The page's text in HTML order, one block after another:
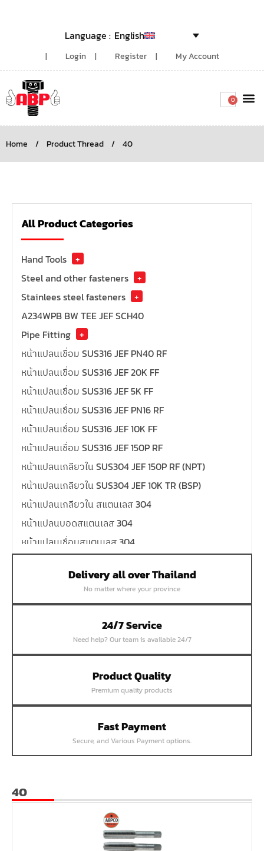
English
Login Register My Account
0
Home / Product Thread / 40
All Product Categories
Hand Tools
+
Steel and other fasteners
+
Stainlees steel fasteners
+
A234WPB BW TEE JEF SCH40
Pipe Fitting
+
หน้าแปลนเชื่อม SUS316 JEF PN40 RF
หน้าแปลนเชื่อม SUS316 JEF 20K FF
หน้าแปลนเชื่อม SUS316 JEF 5K FF
หน้าแปลนเชื่อม SUS316 JEF PN16 RF
หน้าแปลนเชื่อม SUS316 JEF 10K FF
หน้าแปลนเชื่อม SUS316 JEF 150P RF
หน้าแปลนเกลียวใน SUS304 JEF 150P RF (NPT)
หน้าแปลนเกลียวใน SUS304 JEF 10K TR (BSP)
หน้าแปลนเกลียวใน สแตนเลส 304
หน้าแปลนบอดสแตนเลส 304
หน้าแปลนเชื่อมสแตนเลส 304
หน้าแปลนเหล็กคอสูง
หน้าแปลนเชื่อมบอด SUS304 JEF 300P RF
หน้าแปลนเชื่อมบอด SUS304 JEF PN40 RF
หน้าแปลนเชื่อมบอด SUS304 JEF PN16 RF
หน้าแปลนเชื่อมบอด SUS304 JEF PN10 FF
หน้าแปลนเชื่อมบอด SUS304 JEF 10K FF
หน้าแปลนเชื่อมบอด SUS304 JEF 5K FF
หน้าแปลนเชื่อมบอด SUS304 JEF 150P RF
หน้าแปลนเชื่อม SUS304 JEF PN40 RF
หน้าแปลนเชื่อม SUS304 JEF PN25 RF
หน้าแปลนเชื่อม SUS304 JEF PN16 RF
หน้าแปลนเชื่อม SUS304 JEF PN10 FF
Delivery all over Thailand
No matter where your province
24/7 Service
Need help? Our team is available 24/7
Product Quality
Premium quality products
Fast Payment
Secure, and Various Payment options.
40